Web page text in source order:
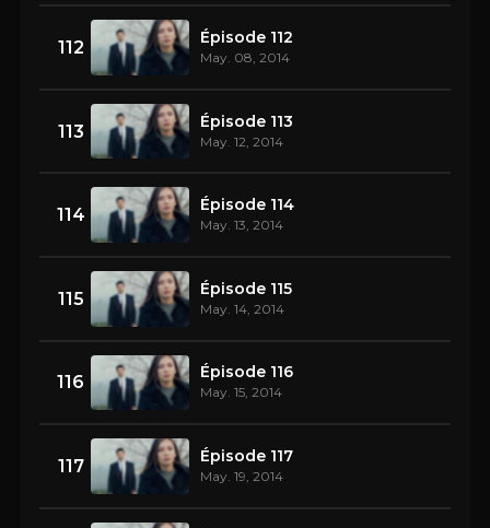
112 Épisode 112
May. 08, 2014
113 Épisode 113
May. 12, 2014
114 Épisode 114
May. 13, 2014
115 Épisode 115
May. 14, 2014
116 Épisode 116
May. 15, 2014
117 Épisode 117
May. 19, 2014